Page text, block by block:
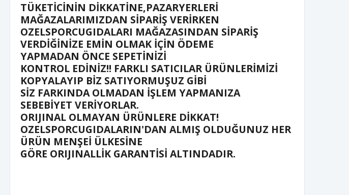
TÜKETİCİNİN DİKKATİNE,PAZARYERLERİ
MAĞAZALARIMIZDAN SİPARİŞ VERİRKEN
OZELSPORCUGIDALARI MAĞAZASINDAN SİPARİŞ
VERDİĞİNİZE EMİN OLMAK İÇİN ÖDEME
YAPMADAN ÖNCE SEPETİNİZİ
KONTROL EDİNİZ!! FARKLI SATICILAR ÜRÜNLERİMİZİ
KOPYALAYIP BİZ SATIYORMUŞUZ GİBİ
SİZ FARKINDA OLMADAN İŞLEM YAPMANIZA
SEBEBİYET VERİYORLAR.
ORIJINAL OLMAYAN ÜRÜNLERE DİKKAT!
OZELSPORCUGIDALARIN'DAN ALMIŞ OLDUĞUNUZ HER
ÜRÜN MENŞEİ ÜLKESİNE
GÖRE ORIJINALLİK GARANTİSİ ALTINDADIR.